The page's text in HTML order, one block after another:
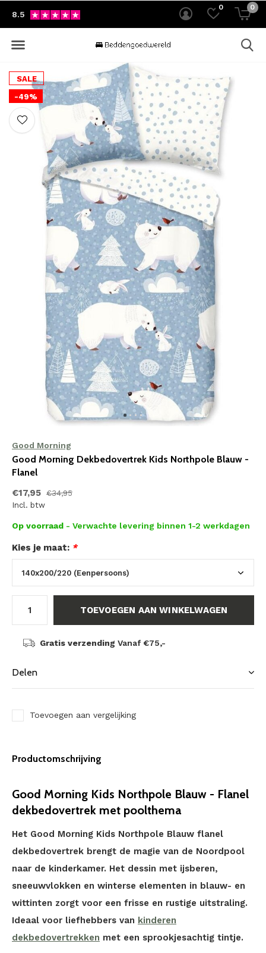
0 0
8.5
SALE
-49%
Good Morning
Good Morning Dekbedovertrek Kids Northpole Blauw -
Flanel
€17,95 €34,95
Incl. btw
Op voorraad - Verwachte levering binnen 1-2 werkdagen
Kies je maat: *
TOEVOEGEN AAN WINKELWAGEN
Gratis verzending Vanaf €75,-
Delen
Toevoegen aan vergelijking
Productomschrijving
Good Morning Kids Northpole Blauw - Flanel
dekbedovertrek met poolthema
Het Good Morning Kids Northpole Blauw flanel
dekbedovertrek brengt de magie van de Noordpool
naar de kinderkamer. Het dessin met ijsberen,
sneeuwvlokken en winterse elementen in blauw- en
wittinten zorgt voor een frisse en rustige uitstraling.
Ideaal voor liefhebbers van kinderen
dekbedovertrekken met een sprookjesachtig tintje.